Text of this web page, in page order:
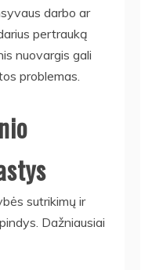
darbo ar
pertrauką
nuovargis gali
problemas.
sutrikimų ir
Dažniausiai